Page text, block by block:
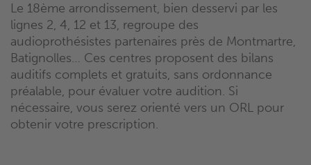
Le 18ème arrondissement, bien desservi par les
lignes 2, 4, 12 et 13, regroupe des
audioprothésistes partenaires près de Montmartre,
Batignolles… Ces centres proposent des bilans
auditifs complets et gratuits, sans ordonnance
préalable, pour évaluer votre audition. Si
nécessaire, vous serez orienté vers un ORL pour
obtenir votre prescription.